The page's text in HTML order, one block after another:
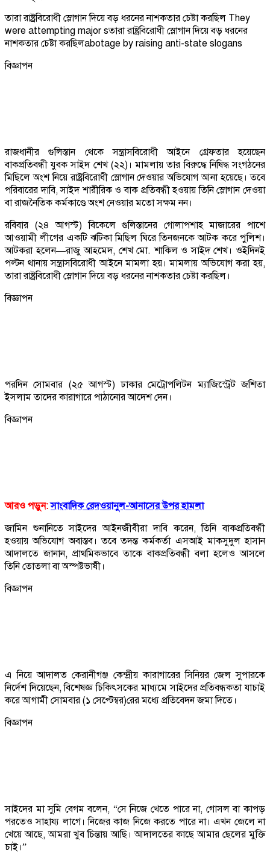
তারা রাষ্ট্রবিরোধী স্লোগান দিয়ে বড় ধরনের নাশকতার চেষ্টা করছিল They
were attempting major sতারা রাষ্ট্রবিরোধী স্লোগান দিয়ে বড় ধরনের
নাশকতার চেষ্টা করছিলabotage by raising anti-state slogans
বিজ্ঞাপন
রাজধানীর গুলিস্তান থেকে সন্ত্রাসবিরোধী আইনে গ্রেফতার হয়েছেন
বাকপ্রতিবন্ধী যুবক সাইদ শেখ (২২)। মামলায় তার বিরুদ্ধে নিষিদ্ধ সংগঠনের
মিছিলে অংশ নিয়ে রাষ্ট্রবিরোধী স্লোগান দেওয়ার অভিযোগ আনা হয়েছে। তবে
পরিবারের দাবি, সাইদ শারীরিক ও বাক প্রতিবন্ধী হওয়ায় তিনি স্লোগান দেওয়া
বা রাজনৈতিক কর্মকাণ্ডে অংশ নেওয়ার মতো সক্ষম নন।
রবিবার (২৪ আগস্ট) বিকেলে গুলিস্তানের গোলাপশাহ মাজারের পাশে
আওয়ামী লীগের একটি ঝটিকা মিছিল ঘিরে তিনজনকে আটক করে পুলিশ।
আটকরা হলেন—রাজু আহমেদ, শেখ মো. শাকিল ও সাইদ শেখ। ওইদিনই
পল্টন থানায় সন্ত্রাসবিরোধী আইনে মামলা হয়। মামলায় অভিযোগ করা হয়,
তারা রাষ্ট্রবিরোধী স্লোগান দিয়ে বড় ধরনের নাশকতার চেষ্টা করছিল।
বিজ্ঞাপন
পরদিন সোমবার (২৫ আগস্ট) ঢাকার মেট্রোপলিটন ম্যাজিস্ট্রেট জশিতা
ইসলাম তাদের কারাগারে পাঠানোর আদেশ দেন।
বিজ্ঞাপন
আরও পড়ুন: সাংবাদিক রেদওয়ানুল-আনাসের উপর হামলা
জামিন শুনানিতে সাইদের আইনজীবীরা দাবি করেন, তিনি বাকপ্রতিবন্ধী
হওয়ায় অভিযোগ অবাস্তব। তবে তদন্ত কর্মকর্তা এসআই মাকসুদুল হাসান
আদালতে জানান, প্রাথমিকভাবে তাকে বাকপ্রতিবন্ধী বলা হলেও আসলে
তিনি তোতলা বা অস্পষ্টভাষী।
বিজ্ঞাপন
এ নিয়ে আদালত কেরানীগঞ্জ কেন্দ্রীয় কারাগারের সিনিয়র জেল সুপারকে
নির্দেশ দিয়েছেন, বিশেষজ্ঞ চিকিৎসকের মাধ্যমে সাইদের প্রতিবন্ধকতা যাচাই
করে আগামী সোমবার (১ সেপ্টেম্বর)রের মধ্যে প্রতিবেদন জমা দিতে।
বিজ্ঞাপন
সাইদের মা সুমি বেগম বলেন, “সে নিজে খেতে পারে না, গোসল বা কাপড়
পরতেও সাহায্য লাগে। নিজের কাজ নিজে করতে পারে না। এখন জেলে না
খেয়ে আছে, আমরা খুব চিন্তায় আছি। আদালতের কাছে আমার ছেলের মুক্তি
চাই।”